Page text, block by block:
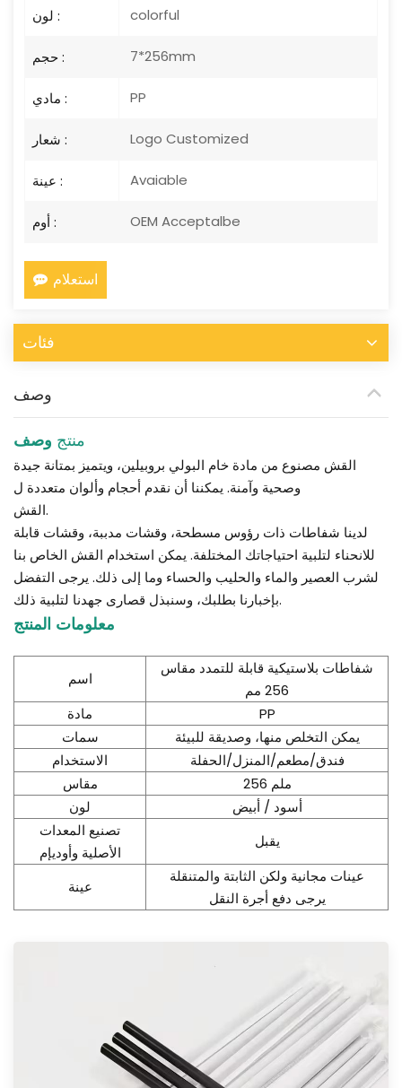
لون : colorful
حجم : 7*256mm
مادي : PP
شعار : Logo Customized
عينة : Avaiable
أوم : OEM Acceptalbe
استعلام
فئات
وصف
منتج وصف
القش مصنوع من مادة خام البولي بروبيلين، ويتميز بمتانة جيدة
وصحية وآمنة. يمكننا أن نقدم أحجام وألوان متعددة ل
القش.
لدينا شفاطات ذات رؤوس مسطحة، وقشات مدببة، وقشات قابلة
للانحناء لتلبية احتياجاتك المختلفة. يمكن استخدام القش الخاص بنا
لشرب العصير والماء والحليب والحساء وما إلى ذلك. يرجى التفضل
بإخبارنا بطلبك، وسنبذل قصارى جهدنا لتلبية ذلك.
معلومات المنتج
اسم
شفاطات بلاستيكية قابلة للتمدد مقاس
256 مم
مادة
PP
سمات
يمكن التخلص منها، وصديقة للبيئة
الاستخدام
فندق/مطعم/المنزل/الحفلة
مقاس
256 ملم
لون
أسود / أبيض
تصنيع المعدات
الأصلية وأوديإم
يقبل
عينة
عينات مجانية ولكن الثابتة والمتنقلة
يرجى دفع أجرة النقل